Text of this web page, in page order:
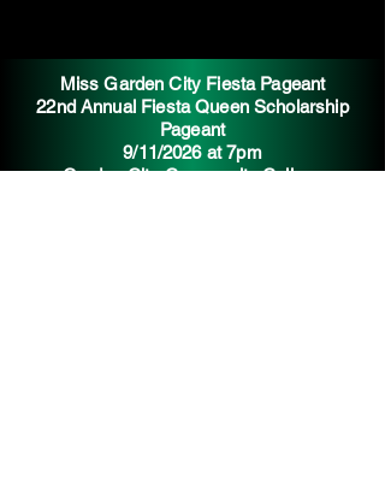
Miss Garden City Fiesta Pageant
22nd Annual Fiesta Queen Scholarship
Pageant
9/11/2026 at 7pm
Garden City Community College